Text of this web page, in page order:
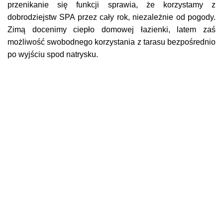
przenikanie się funkcji sprawia, że korzystamy z
dobrodziejstw SPA przez cały rok, niezależnie od pogody.
Zimą docenimy ciepło domowej łazienki, latem zaś
możliwość swobodnego korzystania z tarasu bezpośrednio
po wyjściu spod natrysku.